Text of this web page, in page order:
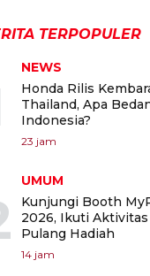
TERPOPULER
NEWS
Honda Rilis
Thailand, Apa
Indonesia?
23 jam
UMUM
Kunjungi Booth
2026, Ikuti Aktivitas
Pulang Hadiah
14 jam